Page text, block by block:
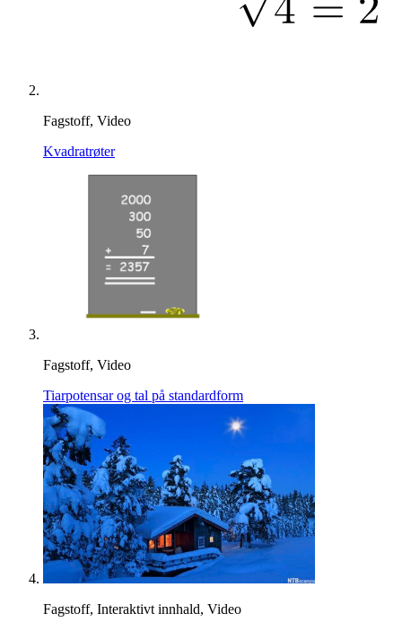
Fagstoff, Video
Kvadratrøter
Fagstoff, Video
Tiarpotensar og tal på standardform
Fagstoff, Interaktivt innhald, Video